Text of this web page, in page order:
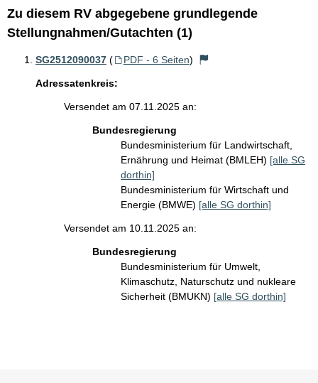
Zu diesem RV abgegebene grundlegende
Stellungnahmen/Gutachten (1)
SG2512090037 ( PDF - 6 Seiten)
Adressatenkreis:
Versendet am 07.11.2025 an:
Bundesregierung
Bundesministerium für Landwirtschaft,
Ernährung und Heimat (BMLEH) [alle SG
dorthin]
Bundesministerium für Wirtschaft und
Energie (BMWE) [alle SG dorthin]
Versendet am 10.11.2025 an:
Bundesregierung
Bundesministerium für Umwelt,
Klimaschutz, Naturschutz und nukleare
Sicherheit (BMUKN) [alle SG dorthin]